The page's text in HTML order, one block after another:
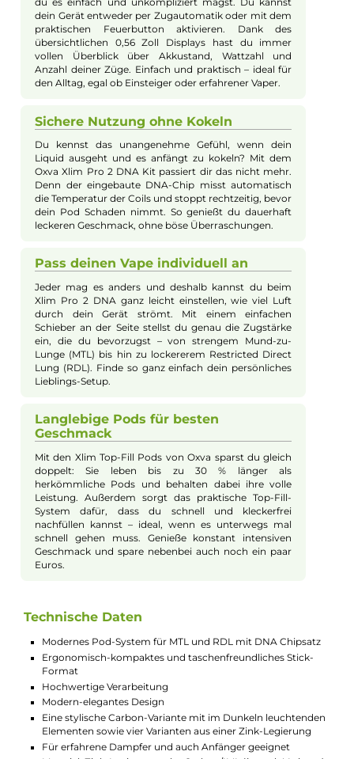
Beschreibung
Oxva - Xlim Pro 2 DNA Pod Kit
Das Oxva Xlim Pro 2 DNA Pod Kit kombiniert modernstes
herausragender Technologie für ein optimales
Inneren arbeitet der speziell von Oxva und Evolv entwickelte
DNA Chipsatz, der auch bei diesem kompakten Format mit
umfangreichen Funktionen punktet: Der intelligente Chip
überwacht die Temperatur der integrierten Stainless Steel
Coils präzise und verhindert somit zuverlässig das
Kokeln durch Dry-Hits. Ein weiterer Clou ist das Flavor Replay
Feature, mit dem sich ein für perfekt befundener Zug
Control lässt sich das Zugverhalten von strengem MTL bis hin
offenem RDL komfortabel anpassen. Das farbenfrohe 0.56 Zoll
TFT-Farbdisplay zeigt übersichtlich alle wesentlichen
Informationen an, wobei sich noch mehr individuelle
Systemanpassungen bequem über Evolv's Escribe Software
PC vornehmen lassen. Mit seinem kräftigen 1300mAh Akku,
schnellem USB Typ-C Charging und den robusten Pods, die
Top-Fill-System schnell und einfach befüllt werden, bietet das
Xlim Pro 2 DNA Pod Kit maximalen Komfort, lange
Einfache Bedienung für jeden Tag
Das Oxva Xlim Pro 2 DNA Kit ist perfekt für dich, wenn
du es einfach und unkompliziert magst. Du kannst
dein Gerät entweder per Zugautomatik oder mit dem
praktischen Feuerbutton aktivieren. Dank des
übersichtlichen 0,56 Zoll Displays hast du immer
vollen Überblick über Akkustand, Wattzahl und
Anzahl deiner Züge. Einfach und praktisch – ideal für
den Alltag, egal ob Einsteiger oder erfahrener Vaper.
Liquid ausgeht und es anfängt zu kokeln? Mit dem
Oxva Xlim Pro 2 DNA Kit passiert dir das nicht mehr.
Denn der eingebaute DNA-Chip misst automatisch
die Temperatur der Coils und stoppt rechtzeitig, bevor
dein Pod Schaden nimmt. So genießt du dauerhaft
leckeren Geschmack, ohne böse Überraschungen.